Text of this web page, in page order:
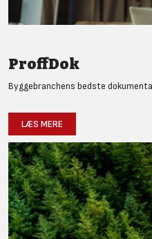
ProffDok
Byggebranchens bedste
LÆS MERE